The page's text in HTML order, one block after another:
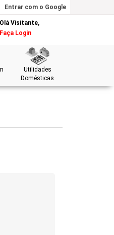
Entrar com o Google
Olá Visitante,
Faça Login
Utilidades
Domésticas